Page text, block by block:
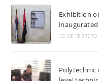
Exhibition
15 DE
Polytechnic